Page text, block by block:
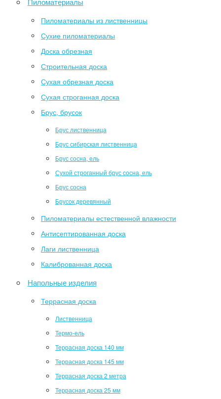
Пиломатериалы из лиственницы
Сухие пиломатериалы
Доска обрезная
Строительная доска
Сухая обрезная доска
Сухая строганная доска
Брус, брусок
Брус лиственница
Брус сибирская лиственница
Брус сосна, ель
Сухой строганный брус сосна, ель
Брус сосна
Брусок деревянный
Пиломатериалы естественной влажности
Антисептированная доска
Лаги лиственница
Калиброванная доска
Напольные изделия
Террасная доска
Лиственница
Термо-ель
Террасная доска 140 мм
Террасная доска 145 мм
Террасная доска 2 метра
Террасная доска 25 мм